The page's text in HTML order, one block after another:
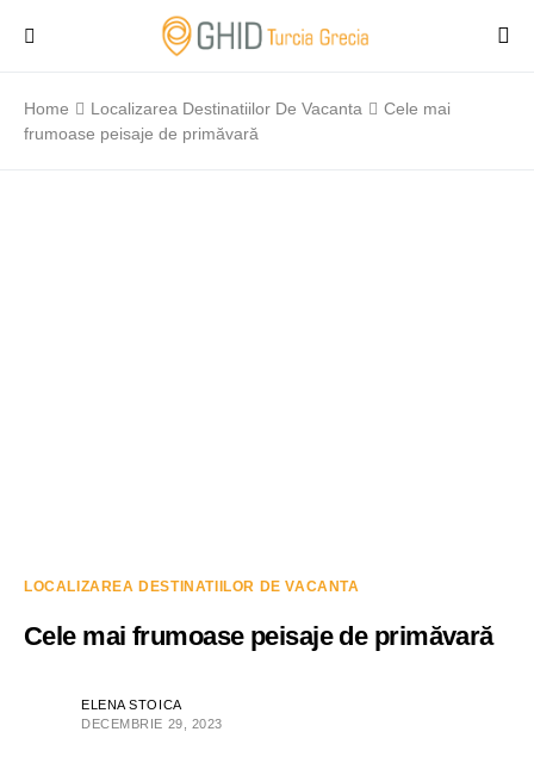
Home Localizarea Destinatiilor De Vacanta
Cele mai
frumoase peisaje de primăvară
LOCALIZAREA DESTINATIILOR DE VACANTA
Cele mai frumoase peisaje de primăvară
ELENA STOICA
DECEMBRIE 29, 2023